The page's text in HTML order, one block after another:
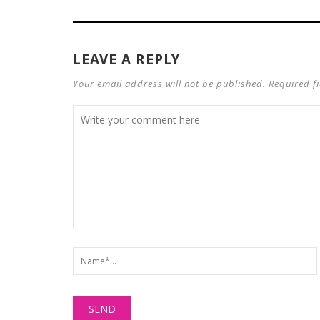
LEAVE A REPLY
Your email address will not be published. Required